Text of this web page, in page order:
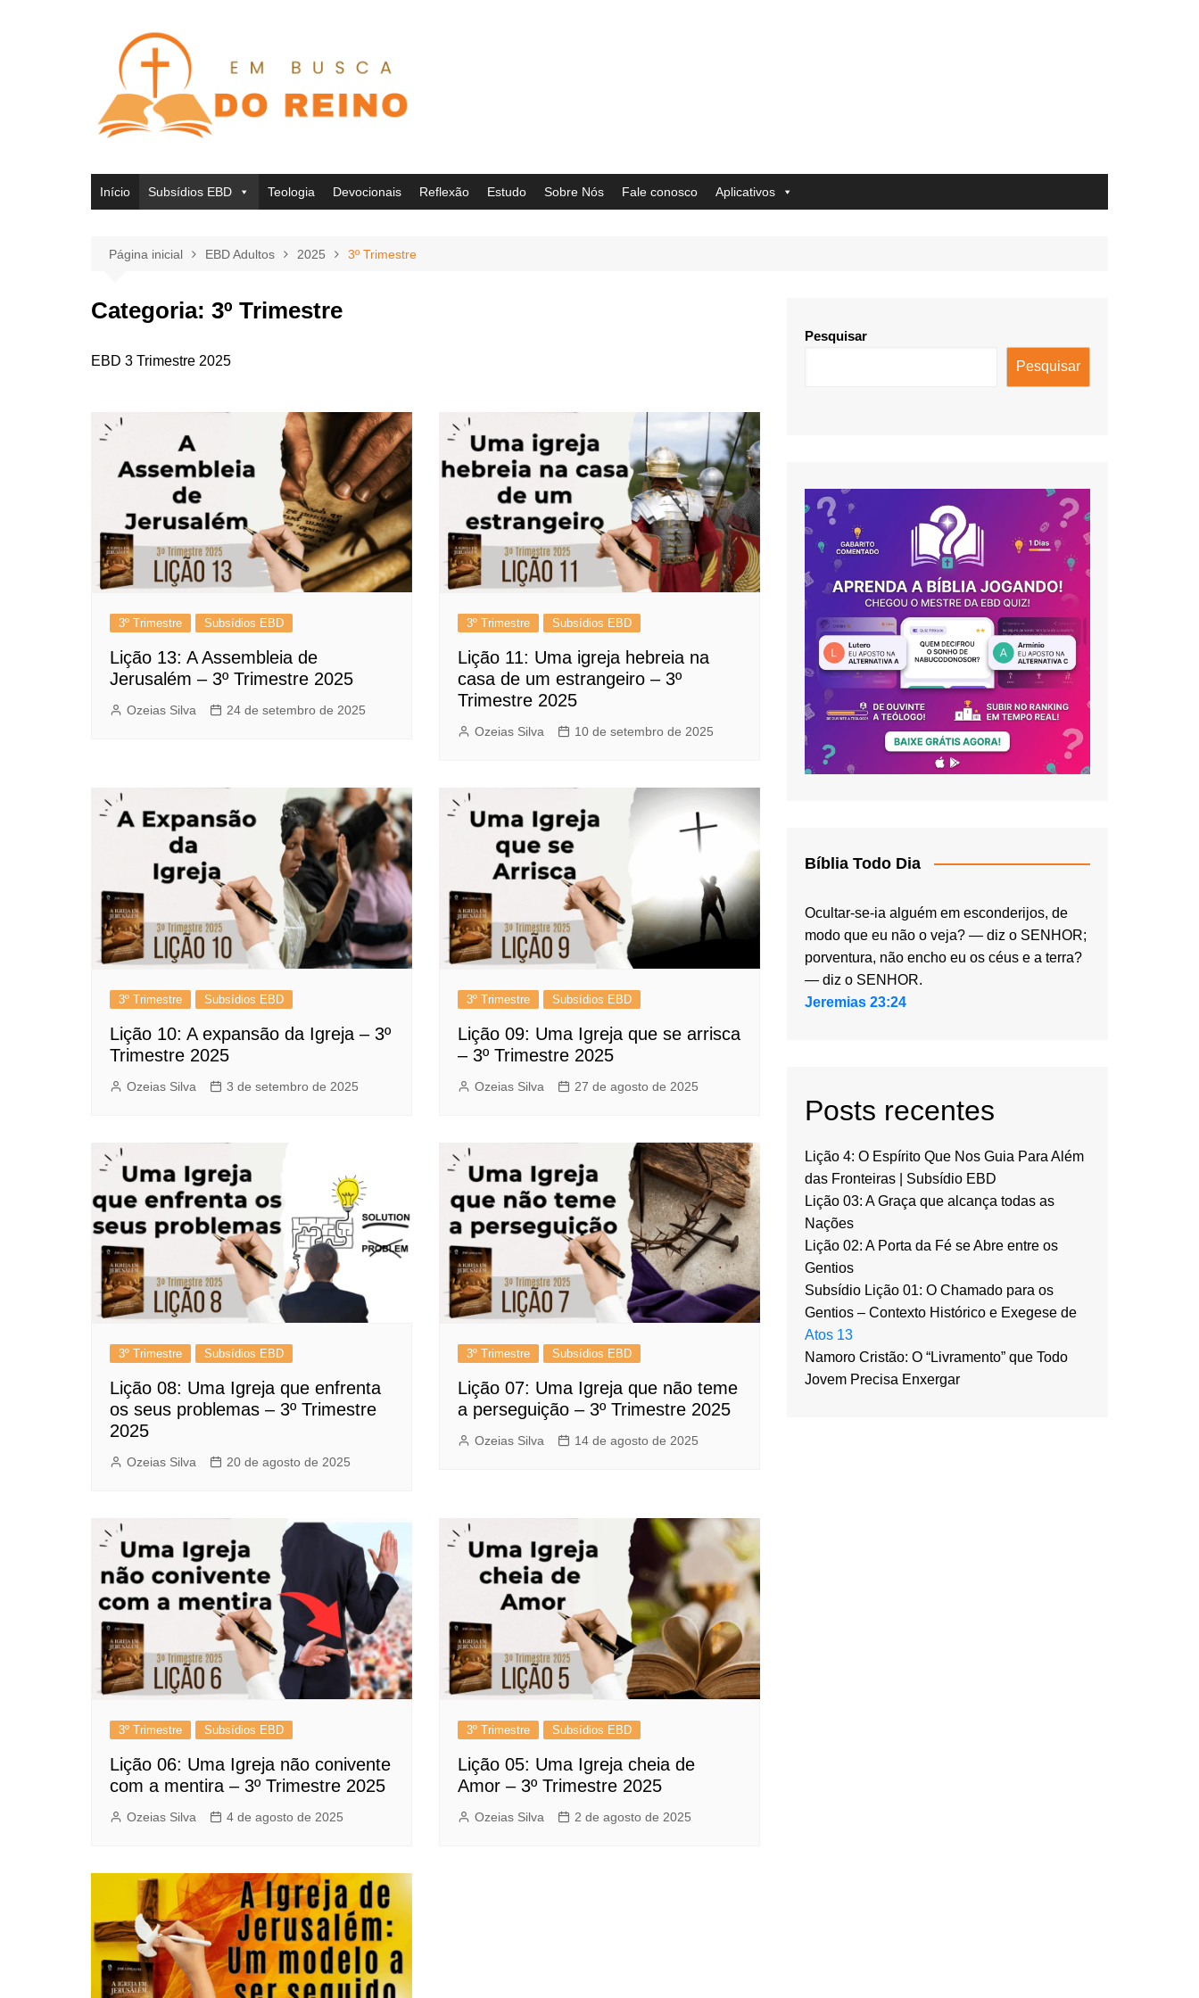
Início Subsídios EBD Teologia Devocionais Reflexão Estudo Sobre Nós Fale conosco Aplicativos
Página inicial EBD Adultos 2025 3º Trimestre
Categoria: 3º Trimestre
EBD 3 Trimestre 2025
3º Trimestre Subsídios EBD
Lição 13: A Assembleia de
Jerusalém – 3º Trimestre 2025
Ozeias Silva 24 de setembro de 2025
3º Trimestre Subsídios EBD
Lição 11: Uma igreja hebreia na
casa de um estrangeiro – 3º
Trimestre 2025
Ozeias Silva 10 de setembro de 2025
3º Trimestre Subsídios EBD
Lição 10: A expansão da Igreja – 3º
Trimestre 2025
Ozeias Silva 3 de setembro de 2025
3º Trimestre Subsídios EBD
Lição 09: Uma Igreja que se arrisca
– 3º Trimestre 2025
Ozeias Silva 27 de agosto de 2025
3º Trimestre Subsídios EBD
Lição 08: Uma Igreja que enfrenta
os seus problemas – 3º Trimestre
2025
Ozeias Silva 20 de agosto de 2025
3º Trimestre Subsídios EBD
Lição 07: Uma Igreja que não teme
a perseguição – 3º Trimestre 2025
Ozeias Silva 14 de agosto de 2025
3º Trimestre Subsídios EBD
Lição 06: Uma Igreja não conivente
com a mentira – 3º Trimestre 2025
Ozeias Silva 4 de agosto de 2025
3º Trimestre Subsídios EBD
Lição 05: Uma Igreja cheia de
Amor – 3º Trimestre 2025
Ozeias Silva 2 de agosto de 2025
Pesquisar
Pesquisar
Bíblia Todo Dia
Ocultar-se-ia alguém em esconderijos, de
modo que eu não o veja? — diz o SENHOR;
porventura, não encho eu os céus e a terra?
— diz o SENHOR.
Jeremias 23:24
Posts recentes
Lição 4: O Espírito Que Nos Guia Para Além
das Fronteiras | Subsídio EBD
Lição 03: A Graça que alcança todas as
Nações
Lição 02: A Porta da Fé se Abre entre os
Gentios
Subsídio Lição 01: O Chamado para os
Gentios – Contexto Histórico e Exegese de
Atos 13
Namoro Cristão: O “Livramento” que Todo
Jovem Precisa Enxergar